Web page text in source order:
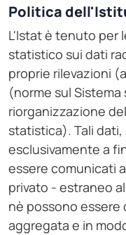
Politica
L'Istat è tenuto per
statistico sui dati
proprie rilevazioni
(norme sul
riorganizzazione
statistica). Tali
esclusivamente a
essere comunicati
privato - estraneo
nè possono essere
aggregata e in